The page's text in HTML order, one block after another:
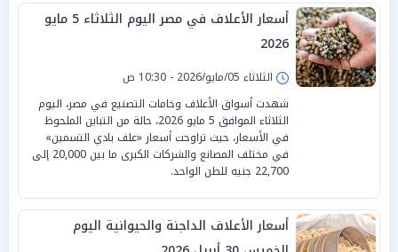
أسعار الأعلاف في مصر اليوم الثلاثاء 5 مايو
2026
الثلاثاء 05/مايو/2026 - 10:30 ص
شهدت أسواق الأعلاف وخامات التصنيع في مصر، اليوم
الثلاثاء الموافق 5 مايو 2026، حالة من التباين الملحوظ
في الأسعار، حيث تراوحت أسعار «علف بادي التسمين»
في مختلف المصانع والشركات الكبرى ما بين 20,000 إلى
22,700 جنيه للطن الواحد.
أسعار الأعلاف الداجنة والحيوانية اليوم